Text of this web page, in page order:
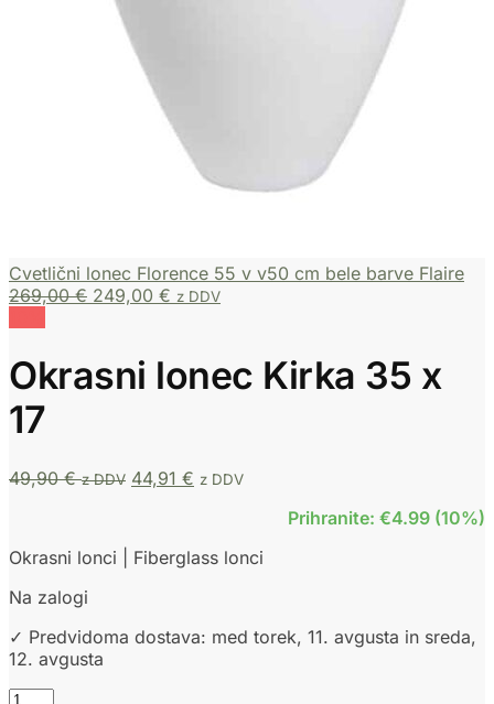
Cvetlični lonec Florence 55 v v50 cm bele barve Flaire
269,00€ 249,00 € z DDV
Okrasni lonec Kirka 35 x
17
49,90€ z DDV 44,91 € z DDV
Prihranite: €4.99 (10%)
Okrasni lonci | Fiberglass lonci
Na zalogi
✓ Predvidoma dostava: med torek, 11. avgusta in sreda,
12. avgusta